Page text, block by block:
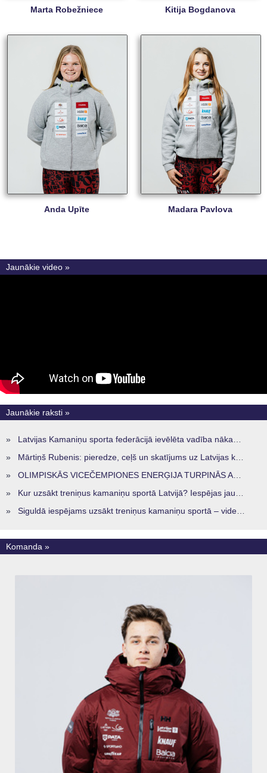
Marta Robežniece Kitija Bogdanova
Anda Upīte Madara Pavlova
Jaunākie video »
Jaunākie raksti »
» Latvijas Kamaniņu sporta federācijā ievēlēta vadība nākamajam četru gadu termiņam
» Mārtiņš Rubenis: pieredze, ceļš un skatījums uz Latvijas kamaniņu sportu
» OLIMPISKĀS VICEČEMPIONES ENERĢIJA TURPINĀS ARĪ STARPSEZONĀ
» Kur uzsākt treniņus kamaniņu sportā Latvijā? Iespējas jaunajiem sportistiem visos reģionos
» Siguldā iespējams uzsākt treniņus kamaniņu sportā – vide, kur veidojas nākamā sportistu paaudze
Komanda »